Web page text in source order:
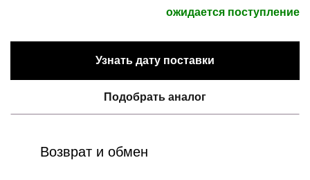
ожидается поступление
Узнать дату поставки
Подобрать аналог
Возврат и обмен